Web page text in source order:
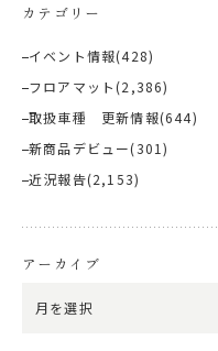
カテゴリー
イベント情報(428)
フロアマット (2,386)
取扱車種 更新情報(644)
新商品デビュー(301)
近況報告(2,153)
アーカイブ